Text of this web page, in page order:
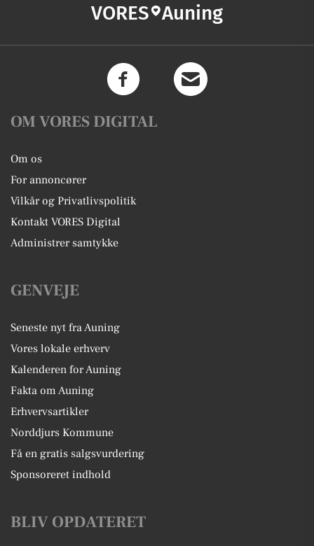
VORES Auning
OM VORES DIGITAL
Om os
For annoncører
Vilkår og Privatlivspolitik
Kontakt VORES Digital
Administrer samtykke
GENVEJE
Seneste nyt fra Auning
Vores lokale erhverv
Kalenderen for Auning
Fakta om Auning
Erhvervsartikler
Norddjurs Kommune
Få en gratis salgsvurdering
Sponsoreret indhold
BLIV OPDATERET